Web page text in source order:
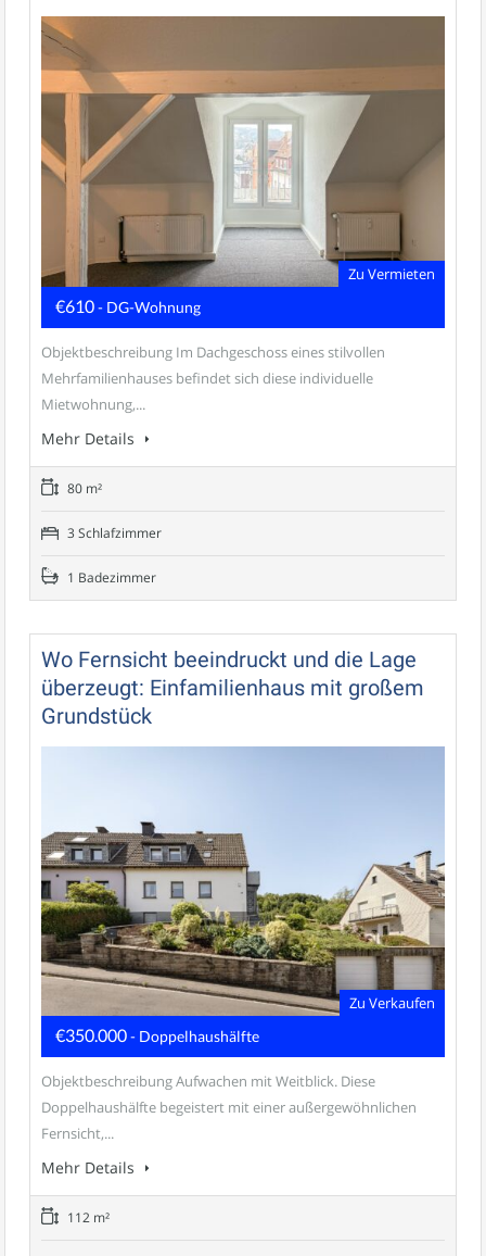
Zu Vermieten
€610- DG-Wohnung
Objektbeschreibung Im Dachgeschoss eines stilvollen
Mehrfamilienhauses befindet sich diese individuelle
Mietwohnung,...
Mehr Details
80 m²
3 Schlafzimmer
1 Badezimmer
Wo Fernsicht beeindruckt und die Lage
überzeugt: Einfamilienhaus mit großem
Grundstück
Zu Verkaufen
€350.000- Doppelhaushälfte
Objektbeschreibung Aufwachen mit Weitblick. Diese
Doppelhaushälfte begeistert mit einer außergewöhnlichen
Fernsicht,...
Mehr Details
112 m²